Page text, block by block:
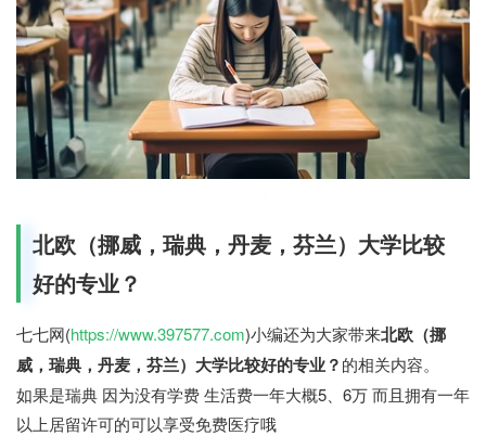
北欧（挪威，瑞典，丹麦，芬兰）大学比较
好的专业？
七七网(https://www.397577.com)小编还为大家带来北欧（挪
威，瑞典，丹麦，芬兰）大学比较好的专业？的相关内容。
如果是瑞典 因为没有学费 生活费一年大概5、6万 而且拥有一年
以上居留许可的可以享受免费医疗哦